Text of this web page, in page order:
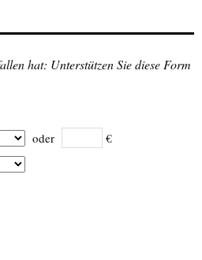
hat: Unterstützen Sie diese Form
oder €